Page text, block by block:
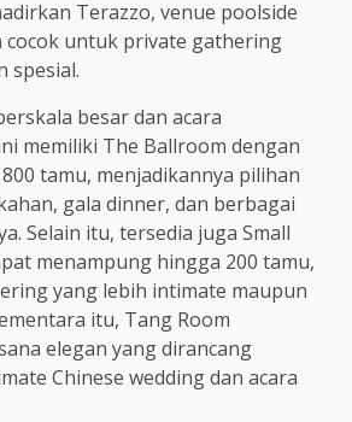
Terazzo, venue poolside
cocok untuk private gathering
spesial.
besar dan acara
memiliki The Ballroom dengan
tamu, menjadikannya pilihan
gala dinner, dan berbagai
Selain itu, tersedia juga Small
menampung hingga 200 tamu,
yang lebih intimate maupun
itu, Tang Room
elegan yang dirancang
Chinese wedding dan acara